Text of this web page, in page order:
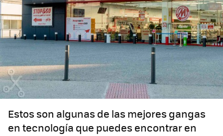
Estos son algunas de las mejores gangas
en tecnología que puedes encontrar en